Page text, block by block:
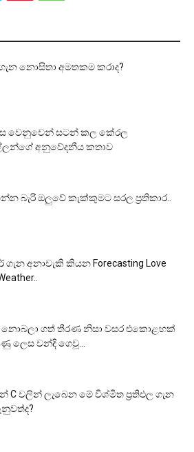
නොසිතා අමතකම කරාද?
වෙනුවෙන් සටන් කල කේරල
අනුවේදනීය කතාව
බැරි ඔලුවේ කැක්කුමට සරල ප්‍රතිකාර..
ගැන අනාවැකි කියන Forecasting Love
නොබලා ගත් තීරණ නිසා වසර එකොළහක්
ලෙස වන්දි ගෙවූ...
C වලින් ලැබෙන මේ විශ්මිත ප්‍රතිඵල ගැන